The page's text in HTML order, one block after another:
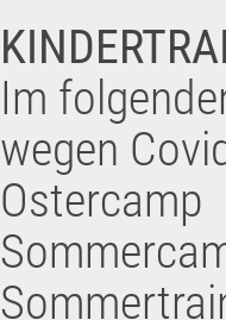
Im
wegen
Ostercamp